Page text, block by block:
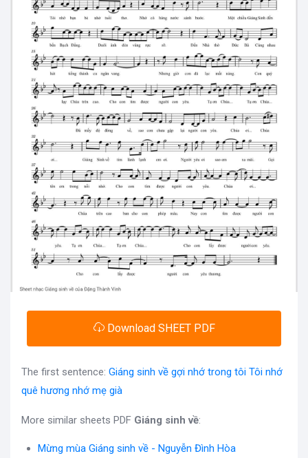
Download SHEET PDF
The first sentence: Giáng sinh về gợi nhớ trong tôi Tôi nhớ
quê hương nhớ mẹ già
More similar sheets PDF Giáng sinh về:
Mừng mùa Giáng sinh về - Nguyễn Đình Hòa